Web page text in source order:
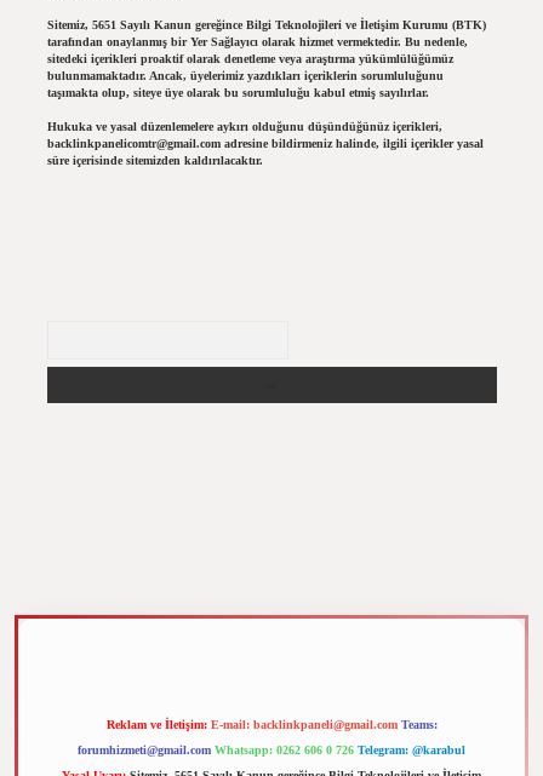
Sitemiz, 5651 Sayılı Kanun gereğince Bilgi Teknolojileri ve İletişim Kurumu (BTK)
tarafından onaylanmış bir Yer Sağlayıcı olarak hizmet vermektedir. Bu nedenle,
sitedeki içerikleri proaktif olarak denetleme veya araştırma yükümlülüğümüz
bulunmamaktadır. Ancak, üyelerimiz yazdıkları içeriklerin sorumluluğunu
taşımakta olup, siteye üye olarak bu sorumluluğu kabul etmiş sayılırlar.
Hukuka ve yasal düzenlemelere aykırı olduğunu düşündüğünüz içerikleri,
backlinkpanelicomtr@gmail.comadresine bildirmeniz halinde, ilgili içerikler yasal
süre içerisinde sitemizden kaldırılacaktır.
Reklam ve İletişim: E-mail: backlinkpaneli@gmail.com Teams:
forumhizmeti@gmail.com Whatsapp: 0262 606 0 726 Telegram: @karabul